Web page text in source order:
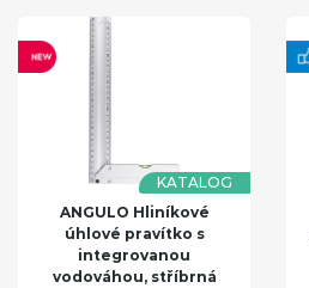
KATALOG
ANGULO Hliníkové
úhlové pravítko s
integrovanou
vodováhou, stříbrná